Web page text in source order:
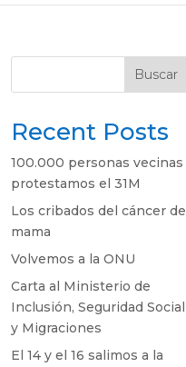
Buscar
Recent Posts
100.000 personas vecinas
protestamos el 31M
Los cribados del cáncer de
mama
Volvemos a la ONU
Carta al Ministerio de
Inclusión, Seguridad Social
y Migraciones
El 14 y el 16 salimos a la